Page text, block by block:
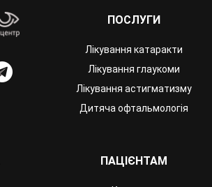
ПОСЛУГИ
Лікування катаракти
Лікування глаукоми
Лікування астигматизму
Дитяча офтальмологія
ПАЦІЄНТАМ